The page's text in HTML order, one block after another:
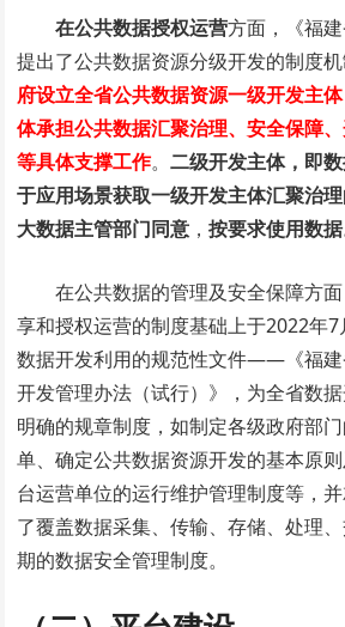
在公共数据授权运营方面，《福
提出了公共数据资源分级开发的制度
府设立全省公共数据资源一级开发主
体承担公共数据汇聚治理、安全保障
等具体支撑工作。二级开发主体，即
于应用场景获取一级开发主体汇聚治
大数据主管部门同意 ，按要求使用数据
在公共数据的管理及安全保障方
享和授权运营的制度基础上于2022年
数据开发利用的规范性文件——《福
开发管理办法（试行）》，为全省数
明确的规章制度，如制定各级政府部
单、确定公共数据资源开发的基本原
台运营单位的运行维护管理制度等，
了覆盖数据采集、传输、存储、处理
期的数据安全管理制度。